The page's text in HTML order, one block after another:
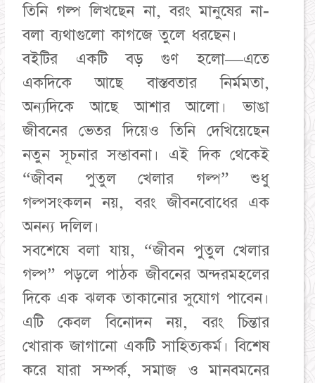
তিনি গল্প লিখছেন না, বরং মানুষের না-
বলা ব্যথাগুলো কাগজে তুলে ধরছেন।
বইটির একটি বড় গুণ হলো—এতে
একদিকে আছে বাস্তবতার নির্মমতা,
অন্যদিকে আছে আশার আলো। ভাঙা
জীবনের ভেতর দিয়েও তিনি দেখিয়েছেন
নতুন সূচনার সম্ভাবনা। এই দিক থেকেই
“জীবন পুতুল খেলার গল্প” শুধু
গল্পসংকলন নয়, বরং জীবনবোধের এক
অনন্য দলিল।
সবশেষে বলা যায়, “জীবন পুতুল খেলার
গল্প” পড়লে পাঠক জীবনের অন্দরমহলের
দিকে এক ঝলক তাকানোর সুযোগ পাবেন।
এটি কেবল বিনোদন নয়, বরং চিন্তার
খোরাক জাগানো একটি সাহিত্যকর্ম। বিশেষ
করে যারা সম্পর্ক, সমাজ ও মানবমনের